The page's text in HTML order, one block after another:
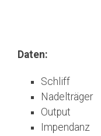
Daten:
Schliff
Output
Impendanz